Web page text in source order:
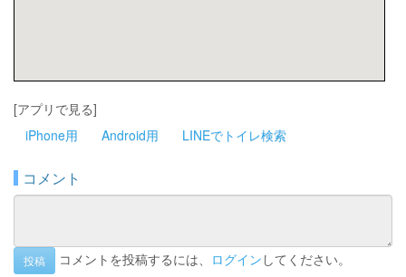
[アプリで見る]
iPhone用
Android用 LINEでトイレ検索
コメント
投稿 コメントを投稿するには、 ログイン してください。